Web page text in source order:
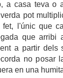
a casa teva o
pot
l'únic que
que arribi
a partir dels
no posar
en una